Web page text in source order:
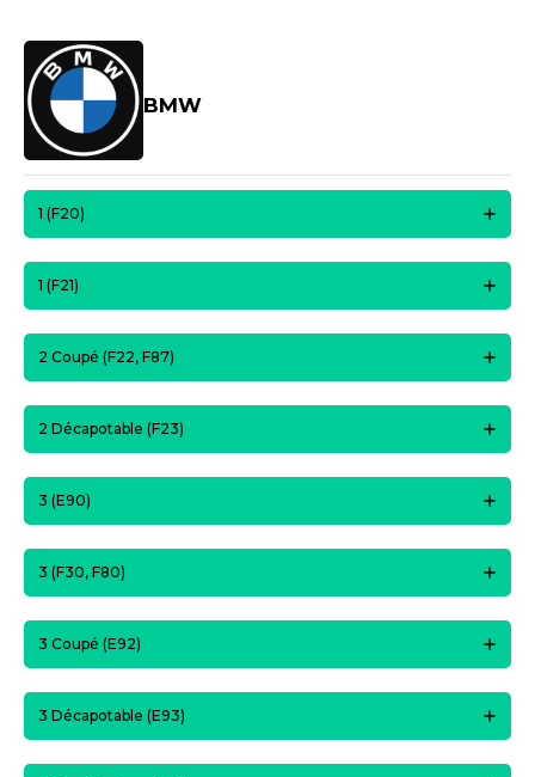
BMW
1 (F20)
1 (F21)
2 Coupé (F22, F87)
2 Décapotable (F23)
3 (E90)
3 (F30, F80)
3 Coupé (E92)
3 Décapotable (E93)